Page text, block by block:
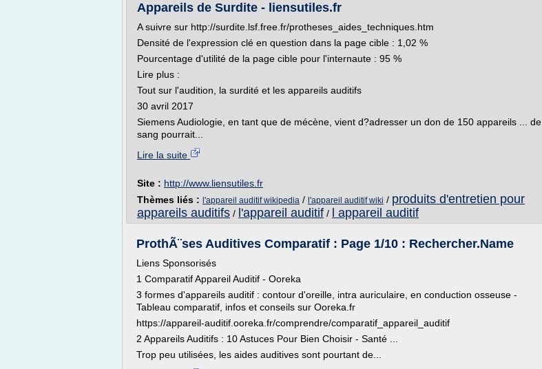
Appareils de Surdite - liensutiles.fr
A suivre sur http://surdite.lsf.free.fr/protheses_aides_techniques.htm
Densité de l'expression clé en question dans la page cible : 1,02 %
Pourcentage d'utilité de la page cible pour l'internaute : 95 %
Lire plus :
Tout sur l'audition, la surdité et les appareils auditifs
30 avril 2017
Siemens Audiologie, en tant que de mécène, vient d?adresser un don de 150 appareils ... de
sang pourrait...
Lire la suite
Site : http://www.liensutiles.fr
Thèmes liés : l'appareil auditif wikipedia / l'appareil auditif wiki / produits d'entretien pour
appareils auditifs / l'appareil auditif / l appareil auditif
ProthÃ¨ses Auditives Comparatif : Page 1/10 : Rechercher.Name
Liens Sponsorisés
1 Comparatif Appareil Auditif - Ooreka
3 formes d'appareils auditif : contour d'oreille, intra auriculaire, en conduction osseuse -
Tableau comparatif, infos et conseils sur Ooreka.fr
https://appareil-auditif.ooreka.fr/comprendre/comparatif_appareil_auditif
2 Appareils Auditifs : 10 Astuces Pour Bien Choisir - Santé ...
Trop peu utilisées, les aides auditives sont pourtant de...